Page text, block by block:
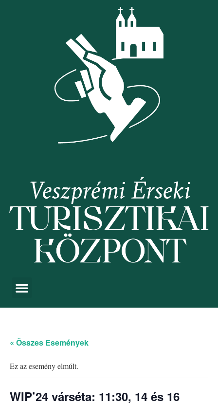
« Összes Események
Ez az esemény elmúlt.
WIP’24 várséta: 11:30, 14 és 16